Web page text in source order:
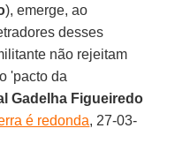
), emerge, ao
desses
não rejeitam
'pacto da
Gadelha Figueiredo
é redonda, 27-03-